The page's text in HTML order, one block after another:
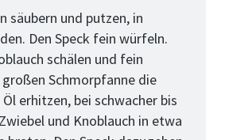
säubern und putzen, in
Den Speck fein würfeln.
schälen und fein
Schmorpfanne die
erhitzen, bei schwacher bis
und Knoblauch in etwa